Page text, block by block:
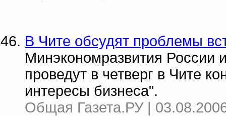
В Чите обсудят проблемы
Минэкономразвития России
проведут в четверг в Чите
интересы бизнеса".
Общая Газета.РУ |